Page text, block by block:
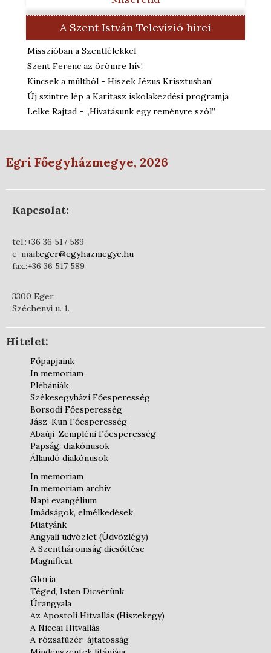
A Szent István Televízió hírei
Misszióban a Szentlélekkel
Szent Ferenc az örömre hív!
Kincsek a múltból - Hiszek Jézus Krisztusban!
Új szintre lép a Karitasz iskolakezdési programja
Lelke Rajtad - „Hivatásunk egy reményre szól”
Egri Főegyházmegye, 2026
Kapcsolat:
tel.:+36 36 517 589
e-mail:eger@egyhazmegye.hu
fax.:+36 36 517 589
3300 Eger,
Széchenyi u. 1.
Hitelet:
Főpapjaink
In memoriam
Plébániák
Székesegyházi Főesperesség
Borsodi Főesperesség
Jász-Kun Főesperesség
Abaúji-Zempléni Főesperesség
Papság, diakónusok
Állandó diakónusok
In memoriam
In memoriam archív
Napi evangélium
Imádságok, elmélkedések
Miatyánk
Angyali üdvözlet (Üdvözlégy)
A Szentháromság dicsőítése
Magnificat
Gloria
Téged, Isten Dicsérünk
Úrangyala
Az Apostoli Hitvallás (Hiszekegy)
A Niceai Hitvallás
A rózsafüzér-ájtatosság